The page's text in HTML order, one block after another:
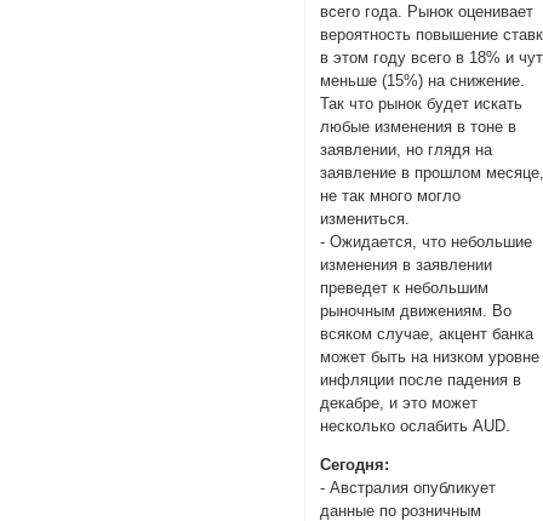
всего года. Рынок оценивает
вероятность повышение
в этом году всего в 18% и
меньше (15%) на снижение.
Так что рынок будет искать
любые изменения в тоне в
заявлении, но глядя на
заявление в прошлом
не так много могло
измениться.
- Ожидается, что небольшие
изменения в заявлении
преведет к небольшим
рыночным движениям. Во
всяком случае, акцент банка
может быть на низком уровне
инфляции после падения в
декабре, и это может
несколько ослабить AUD.
Cегодня:
- Австралия опубликует
данные по розничным